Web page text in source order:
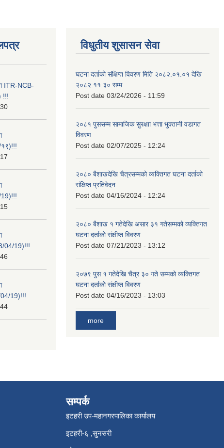
ITR-NCB-
!!!
04/19)!!!
19)!!!
विधुतीय शुसासन सेवा
घटना दर्ताको संक्षिप्त विवरण मिति २०८२.०१.०१ देखि
२०८२.११.३० सम्म
Post date 03/24/2026 - 11:59
२०८१ पुससम्म सामाजिक सुरक्षाा भत्ता भुक्तानी वडागत
विवरण
Post date 02/07/2025 - 12:24
२०८० बैशाखदेखि चैत्रसम्मको व्यक्तिगत घटना दर्ताको
संक्षिप्त प्रतिवेदन
Post date 04/16/2024 - 12:24
२०८० बैशाख १ गतेदेखि असार ३१ गतेसम्मको व्यक्तिगत
घटना दर्ताको संक्षीप्त विवरण
Post date 07/21/2023 - 13:12
२०७९ पुस १ गतेदेखि चैत्र ३० गते सम्मको व्यक्तिगत
घटना दर्ताको संक्षीप्त विवरण
Post date 04/16/2023 - 13:03
more
सम्पर्क
इटहरी उप-महानगरपालिका कार्यालय
इटहरी-६ ,सुनसरी